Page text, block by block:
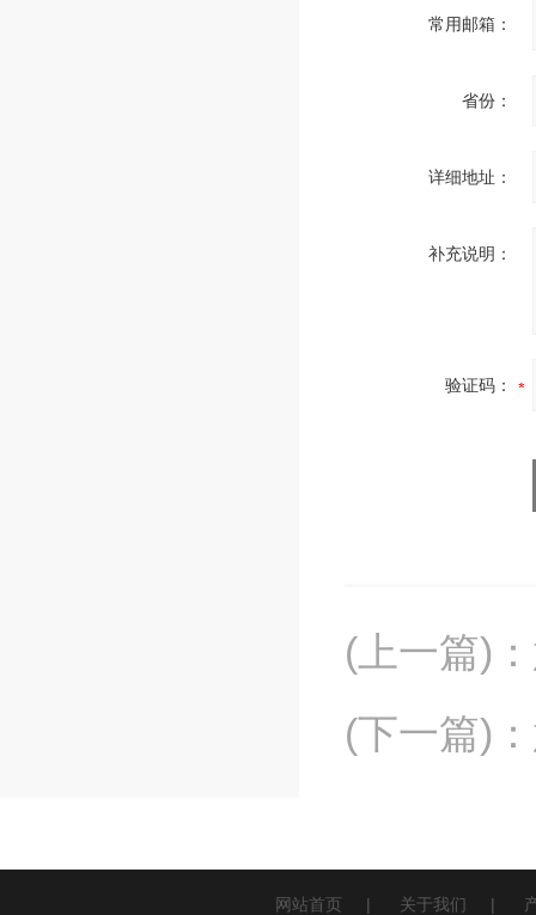
常用邮箱：
省份：
详细地址：
补充说明：
验证码：
(上一篇) ：
(下一篇) ：
网站首页 | 关于我们 |